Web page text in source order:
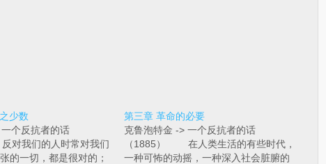
少数
个反抗者的话
我们的人时常对我们
的一切，都是很对的；
第三章 革命的必要
克鲁泡特金 -> 一个反抗者的话
（1885） 在人类生活的有些时代，
一种可怖的动摇，一种深入社会脏腑的